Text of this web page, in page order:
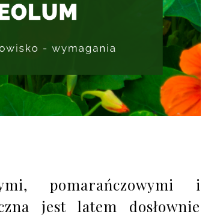
pomarańczowymi i
jest latem dosłownie